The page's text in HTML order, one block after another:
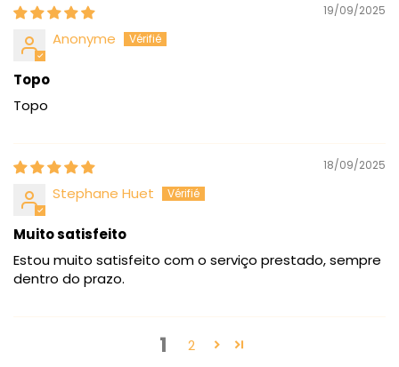
19/09/2025
Anonyme
Topo
Topo
18/09/2025
Stephane Huet
Muito satisfeito
Estou muito satisfeito com o serviço prestado, sempre
dentro do prazo.
1 2